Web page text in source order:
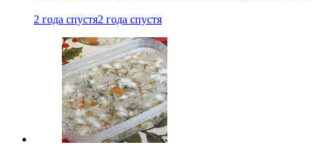
2 года спустя2 года спустя